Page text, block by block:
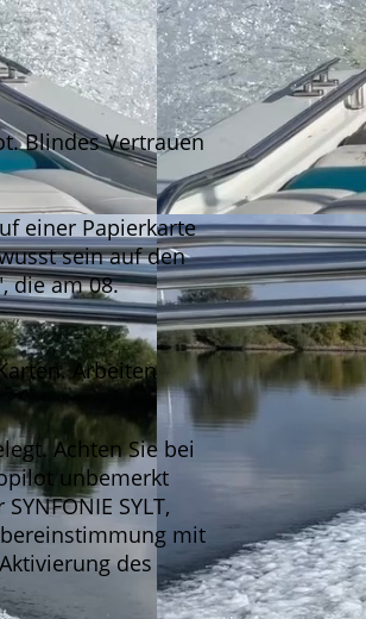
Blindes Vertrauen
einer Papierkarte
sein auf den
die am 08.
Arbeiten
Achten Sie bei
unbemerkt
SYLT,
mit
des